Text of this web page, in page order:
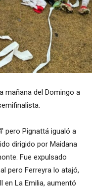
mañana del Domingo a
pero Pignattá igualó a
dirigido por Maidana
Fue expulsado
pero Ferreyra lo atajó,
en La Emilia, aumentó